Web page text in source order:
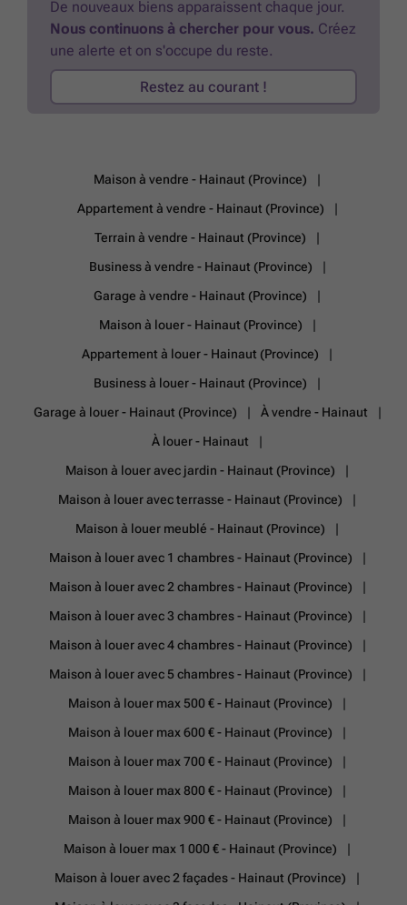
groupe hydrophore alimentant uniquement les WC et la machine à
laver. - Équipements de la cuisine : double évier, taque électrique
induction, hotte, four et lave-vaisselle. Le locataire doit prévoir un
frigo. - Équipements de la salle d'eau à l'étage : lavabo, douche et
WC. - VMC simple flux. - Production d'eau chaude : boiler relié à la
pompe à chaleur. - Châssis en PVC double vitrage (des barres à
une offre. Les propriétaires se réservent le droit de décision,
d'acceptation ou non, sur toute(s) candidature(s) soumise(s) pour leur
En savoir plus ?
De nouveaux biens apparaissent chaque jour.
Nous continuons à chercher pour vous. Créez
une alerte et on s'occupe du reste.
Restez au courant !
Maison à vendre - Hainaut (Province)
Appartement à vendre - Hainaut (Province)
Terrain à vendre - Hainaut (Province)
Business à vendre - Hainaut (Province)
Garage à vendre - Hainaut (Province)
Maison à louer - Hainaut (Province)
Appartement à louer - Hainaut (Province)
Business à louer - Hainaut (Province)
Garage à louer - Hainaut (Province)
À vendre - Hainaut
À louer - Hainaut
Maison à louer avec jardin - Hainaut (Province)
Maison à louer avec terrasse - Hainaut (Province)
Maison à louer meublé - Hainaut (Province)
Maison à louer avec 1 chambres - Hainaut (Province)
Maison à louer avec 2 chambres - Hainaut (Province)
Maison à louer avec 3 chambres - Hainaut (Province)
Maison à louer avec 4 chambres - Hainaut (Province)
Maison à louer avec 5 chambres - Hainaut (Province)
Maison à louer max 500 € - Hainaut (Province)
Maison à louer max 600 € - Hainaut (Province)
Maison à louer max 700 € - Hainaut (Province)
Maison à louer max 800 € - Hainaut (Province)
Maison à louer max 900 € - Hainaut (Province)
Maison à louer max 1 000 € - Hainaut (Province)
Maison à louer avec 2 façades - Hainaut (Province)